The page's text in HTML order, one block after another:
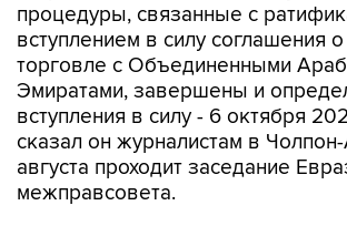
процедуры, связанные с
вступлением в силу соглашения
торговле с Объединенными
Эмиратами, завершены и
вступления в силу - 6 октября
сказал он журналистам в
августа проходит заседание
межправсовета.